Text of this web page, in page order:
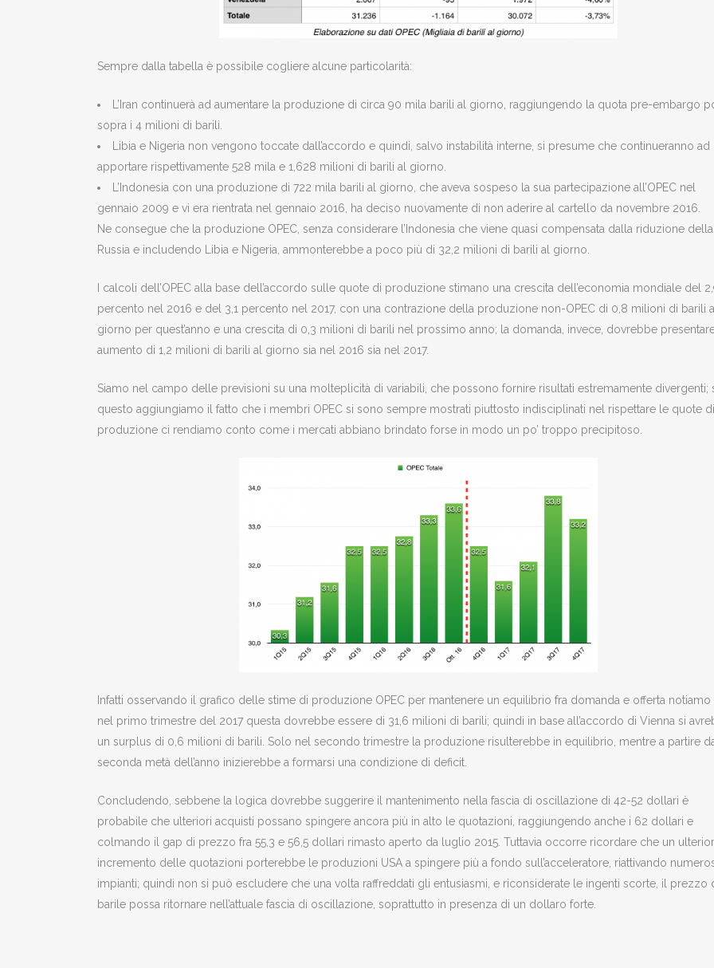
Sempre dalla tabella è possibile cogliere alcune particolarità:
L’Iran continuerà ad aumentare la produzione di circa 90 mila barili al giorno, raggiungendo la quota pre-embargo
sopra i 4 milioni di barili.
Libia e Nigeria non vengono toccate dall’accordo e quindi, salvo instabilità interne, si presume che continueranno ad
apportare rispettivamente 528 mila e 1,628 milioni di barili al giorno.
L’Indonesia con una produzione di 722 mila barili al giorno, che aveva sospeso la sua partecipazione all’OPEC nel
gennaio 2009 e vi era rientrata nel gennaio 2016, ha deciso nuovamente di non aderire al cartello da novembre 2016.
Ne consegue che la produzione OPEC, senza considerare l’Indonesia che viene quasi compensata dalla riduzione della
Russia e includendo Libia e Nigeria, ammonterebbe a poco più di 32,2 milioni di barili al giorno.
I calcoli dell’OPEC alla base dell’accordo sulle quote di produzione stimano una crescita dell’economia mondiale del
percento nel 2016 e del 3,1 percento nel 2017, con una contrazione della produzione non-OPEC di 0,8 milioni di barili
giorno per quest’anno e una crescita di 0,3 milioni di barili nel prossimo anno; la domanda, invece, dovrebbe
aumento di 1,2 milioni di barili al giorno sia nel 2016 sia nel 2017.
Siamo nel campo delle previsioni su una molteplicità di variabili, che possono fornire risultati estremamente divergenti;
questo aggiungiamo il fatto che i membri OPEC si sono sempre mostrati piuttosto indisciplinati nel rispettare le quote di
produzione ci rendiamo conto come i mercati abbiano brindato forse in modo un po’ troppo precipitoso.
Infatti osservando il grafico delle stime di produzione OPEC per mantenere un equilibrio fra domanda e offerta notiamo
nel primo trimestre del 2017 questa dovrebbe essere di 31,6 milioni di barili; quindi in base all’accordo di Vienna si
un surplus di 0,6 milioni di barili. Solo nel secondo trimestre la produzione risulterebbe in equilibrio, mentre a partire
seconda metà dell’anno inizierebbe a formarsi una condizione di deficit.
Concludendo, sebbene la logica dovrebbe suggerire il mantenimento nella fascia di oscillazione di 42-52 dollari è
probabile che ulteriori acquisti possano spingere ancora più in alto le quotazioni, raggiungendo anche i 62 dollari e
colmando il gap di prezzo fra 55,3 e 56,5 dollari rimasto aperto da luglio 2015. Tuttavia occorre ricordare che un
incremento delle quotazioni porterebbe le produzioni USA a spingere più a fondo sull’acceleratore, riattivando
impianti; quindi non si può escludere che una volta raffreddati gli entusiasmi, e riconsiderate le ingenti scorte, il prezzo
barile possa ritornare nell’attuale fascia di oscillazione, soprattutto in presenza di un dollaro forte.